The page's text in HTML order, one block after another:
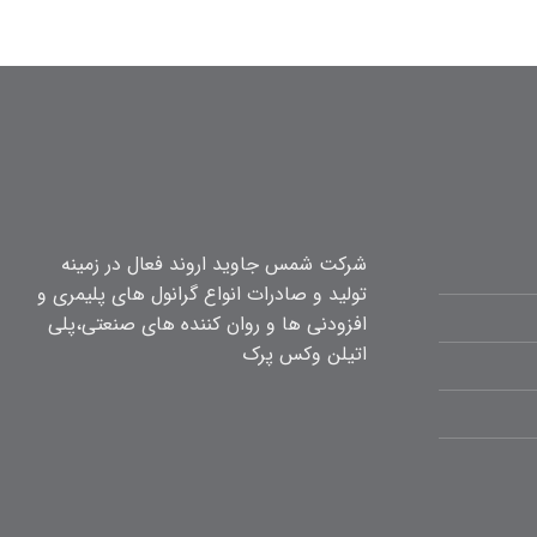
شرکت شمس جاوید اروند فعال در زمینه
تولید و صادرات انواع گرانول های پلیمری و
افزودنی ها و روان کننده های صنعتی،پلی
اتیلن وکس پرک